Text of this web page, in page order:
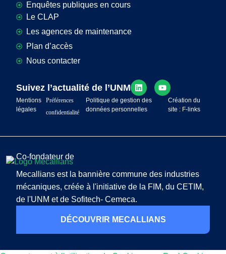
Enquêtes publiques en cours
Le CLAP
Les agences de maintenance
Plan d’accès
Nous contacter
Suivez l’actualité de l’UNM
Mentions
légales
Préférences
confidentialité
Politique de gestion des
données personnelles
Création du
site : F-links
Co-fondateur de
Mecallians est la bannière commune des industries
mécaniques, créée à l'initiative de la FIM, du CETIM,
de l'UNM et de Sofitech- Cemeca.
DÉCOUVRIR MECALLIANS